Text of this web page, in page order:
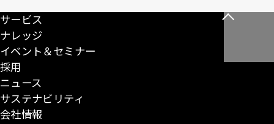
ジ
ー
ー
ペ
こ
サービス
ナレッジ
イベント＆セミナー
採用
ニュース
サステナビリティ
会社情報